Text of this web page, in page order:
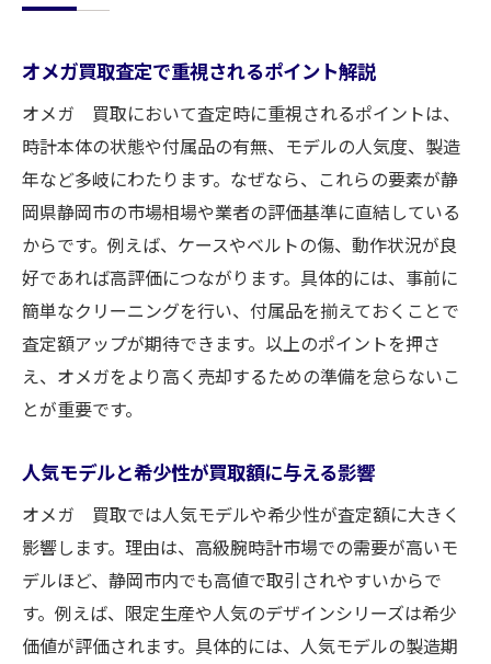
オメガ買取査定で重視されるポイント解説
オメガ 買取において査定時に重視されるポイントは、
時計本体の状態や付属品の有無、モデルの人気度、製造
年など多岐にわたります。なぜなら、これらの要素が静
岡県静岡市の市場相場や業者の評価基準に直結している
からです。例えば、ケースやベルトの傷、動作状況が良
好であれば高評価につながります。具体的には、事前に
簡単なクリーニングを行い、付属品を揃えておくことで
査定額アップが期待できます。以上のポイントを押さ
え、オメガをより高く売却するための準備を怠らないこ
とが重要です。
人気モデルと希少性が買取額に与える影響
オメガ 買取では人気モデルや希少性が査定額に大きく
影響します。理由は、高級腕時計市場での需要が高いモ
デルほど、静岡市内でも高値で取引されやすいからで
す。例えば、限定生産や人気のデザインシリーズは希少
価値が評価されます。具体的には、人気モデルの製造期